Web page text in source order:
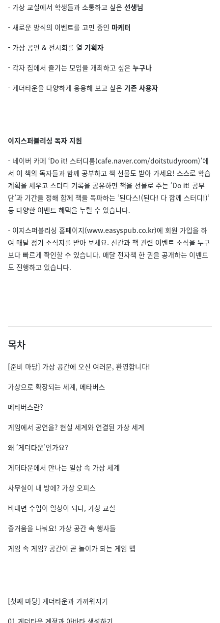
- 가상 교실에서 학생들과 소통하고 싶은 선생님
- 새로운 방식의 이벤트를 고민 중인 마케터
- 가상 공연 & 전시회를 열 기획자
- 각자 집에서 즐기는 모임을 개최하고 싶은 누구나
- 게더타운을 다양하게 응용해 보고 싶은 기존 사용자
이지스퍼블리싱 독자 지원
- 네이버 카페 ‘Do it! 스터디룸(cafe.naver.com/doitstudyroom)’에
서 이 책의 독자들과 함께 공부하고 책 선물도 받아 가세요! 스스로 학습
계획을 세우고 스터디 기록을 공유하면 책을 선물로 주는 ‘Do it! 공부
단’과 기간을 정해 함께 책을 독파하는 ‘된다스!(된다! 다 함께 스터디!)’
등 다양한 이벤트 혜택을 누릴 수 있습니다.
- 이지스퍼블리싱 홈페이지(www.easyspub.co.kr)에 회원 가입을 하
여 매달 정기 소식지를 받아 보세요. 신간과 책 관련 이벤트 소식을 누구
보다 빠르게 확인할 수 있습니다. 매달 전자책 한 권을 공개하는 이벤트
도 진행하고 있습니다.
목차
[준비 마당] 가상 공간에 오신 여러분, 환영합니다!
가상으로 확장되는 세계, 메타버스
메타버스란?
게임에서 공연을? 현실 세계와 연결된 가상 세계
왜 ‘게더타운’인가요?
게더타운에서 만나는 일상 속 가상 세계
사무실이 내 방에? 가상 오피스
비대면 수업이 일상이 되다, 가상 교실
즐거움을 나눠요! 가상 공간 속 행사들
게임 속 게임? 공간이 곧 놀이가 되는 게임 맵
[첫째 마당] 게더타운과 가까워지기
01 게더타운 계정과 아바타 생성하기